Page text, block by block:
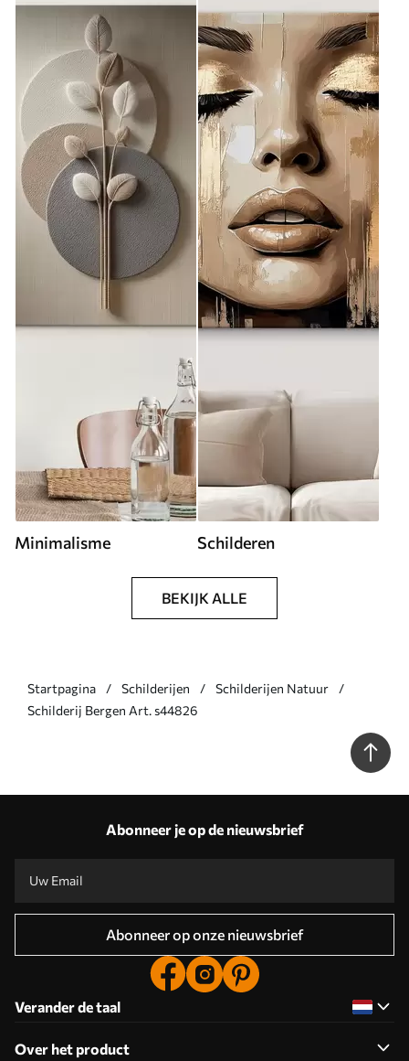
Minimalisme Schilderen
BEKIJK ALLE
Startpagina Schilderijen
Schilderijen Natuur
Schilderij Bergen Art. s44826
Abonneer je op de nieuwsbrief
Abonneer op onze nieuwsbrief
Verander de taal
Over het product